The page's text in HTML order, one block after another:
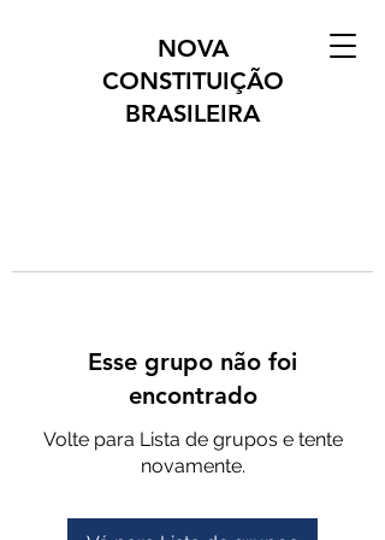
NOVA
CONSTITUIÇÃO
BRASILEIRA
Esse grupo não foi
encontrado
Volte para Lista de grupos e tente
novamente.